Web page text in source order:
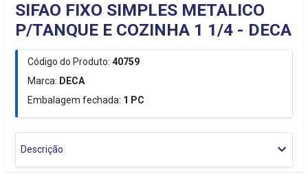
SIFAO FIXO SIMPLES METALICO
P/TANQUE E COZINHA 1 1/4 - DECA
Código do Produto: 40759
Marca: DECA
Embalagem fechada: 1 PC
Descrição